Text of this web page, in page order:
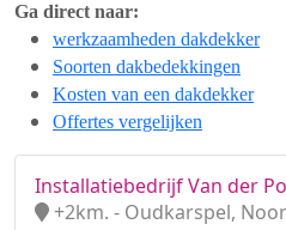
Ga direct naar:
werkzaamheden dakdekker
Soorten dakbedekkingen
Kosten van een dakdekker
Offertes vergelijken
Installatiebedrijf Van der
+2km. - Oudkarspel,